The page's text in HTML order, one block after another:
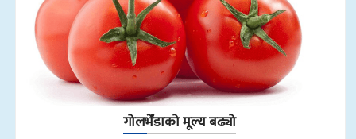
गोलभेँडाको मूल्य बढ्यो